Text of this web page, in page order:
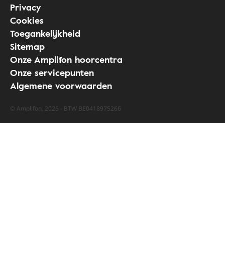
Privacy
Cookies
Toegankelijkheid
Sitemap
Onze Amplifon hoorcentra
Onze servicepunten
Algemene voorwaarden
© Amplifon, 2026 - BTW BE0418975266